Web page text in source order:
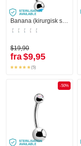
Banana (kirurgisk stål, sølv, blank finish) med Syntetisk opal
$19,90
fra$9,95
(5)
-50%